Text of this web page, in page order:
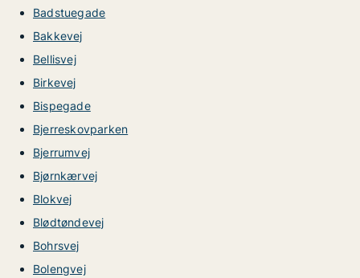
Badstuegade
Bakkevej
Bellisvej
Birkevej
Bispegade
Bjerreskovparken
Bjerrumvej
Bjørnkærvej
Blokvej
Blødtøndevej
Bohrsvej
Bolengvej